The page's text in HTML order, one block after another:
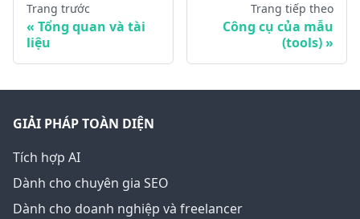
Trang trước
Tổng quan và tài
liệu
Trang tiếp theo
Công cụ của mẫu
(tools)
GIẢI PHÁP TOÀN DIỆN
Tích hợp AI
Dành cho chuyên gia SEO
Dành cho doanh nghiệp và freelancer